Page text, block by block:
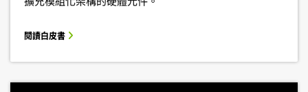
閱讀白皮書